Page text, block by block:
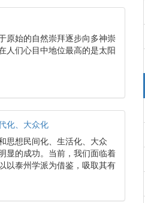
原始的自然崇拜逐步向多神崇
人们心目中地位最高的是太阳
化、大众化
思想民间化、生活化、大众
显的成功。当前，我们面临着
以泰州学派为借鉴，吸取其有